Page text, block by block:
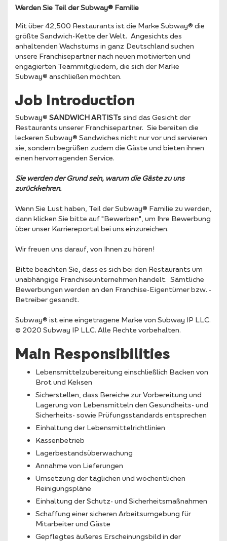
Werden Sie Teil der Subway® Familie
Mit über 42,500 Restaurants ist die Marke Subway® die
größte Sandwich-Kette der Welt. Angesichts des
anhaltenden Wachstums in ganz Deutschland suchen
unsere Franchisepartner nach neuen motivierten und
engagierten Teammitgliedern, die sich der Marke
Subway® anschließen möchten.
Job Introduction
Subway® SANDWICH ARTISTs sind das Gesicht der
Restaurants unserer Franchisepartner. Sie bereiten die
leckeren Subway® Sandwiches nicht nur vor und servieren
sie, sondern begrüßen zudem die Gäste und bieten ihnen
einen hervorragenden Service.
Sie werden der Grund sein, warum die Gäste zu uns
zurückkehren.
Wenn Sie Lust haben, Teil der Subway® Familie zu werden,
dann klicken Sie bitte auf "Bewerben", um Ihre Bewerbung
über unser Karriereportal bei uns einzureichen.
Wir freuen uns darauf, von Ihnen zu hören!
Bitte beachten Sie, dass es sich bei den Restaurants um
unabhängige Franchiseunternehmen handelt. Sämtliche
Bewerbungen werden an den Franchise-Eigentümer bzw. -
Betreiber gesandt.
Subway® ist eine eingetragene Marke von Subway IP LLC.
© 2020 Subway IP LLC. Alle Rechte vorbehalten.
Main Responsibilities
Lebensmittelzubereitung einschließlich Backen von
Brot und Keksen
Sicherstellen, dass Bereiche zur Vorbereitung und
Lagerung von Lebensmitteln den Gesundheits- und
Sicherheits- sowie Prüfungsstandards entsprechen
Einhaltung der Lebensmittelrichtlinien
Kassenbetrieb
Lagerbestandsüberwachung
Annahme von Lieferungen
Umsetzung der täglichen und wöchentlichen
Reinigungspläne
Einhaltung der Schutz- und Sicherheitsmaßnahmen
Schaffung einer sicheren Arbeitsumgebung für
Mitarbeiter und Gäste
Gepflegtes äußeres Erscheinungsbild in der